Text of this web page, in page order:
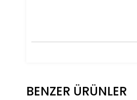
BENZER ÜRÜNLER